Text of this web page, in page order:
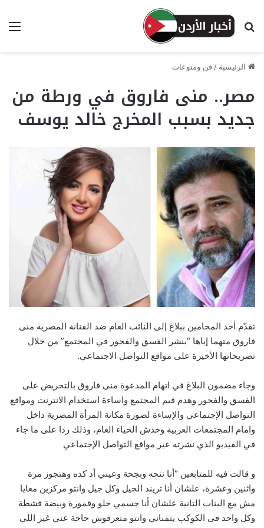
بحث عن
الرئيسية / فن ومنوعات
مصر.. منى فاروق في ورطة من
جديد بسبب المخرج خالد يوسف
تقدّم أحد المحامين ببلاغ إلى النائب العام ضد الفنانة المصرية منى
فاروق متهما إياها “بنشر الفسق والفجور في المجتمع” من خلال
تصريحاتها الأخيرة على مواقع التواصل الاجتماعي.
وجاء مضمون البلاغ في اتهام المدعوة منى فاروق بالتحريض على
الفسق والفجور وهدم قيم المجتمع واساءة استخدام الانترنت ومواقع
التواصل الإجتماعي والإساءة لصورة مكانة المرأة المصرية داخل
وامام المجتمعات العربية وخدش الحياء العام، وذلك ردا على ما جاء
في الفيديو الذي نشرته عبر مواقع التواصل الإجتماعي
و قالت فيه للمتابعين “أنا تنحه وبجحة وعيني أد كده وهتجوز مرة
واثنين وعشرة، علشان أنا تريند الجيل وكل جيل وانتو مركزين معايا
مش مع البنات التانية علشان أنا جسمي حلو وقمورة وبيضة قشطة
وكل واحد في الكوكب يتمناني وانتو متعرفوش حاجة عني غير اللي